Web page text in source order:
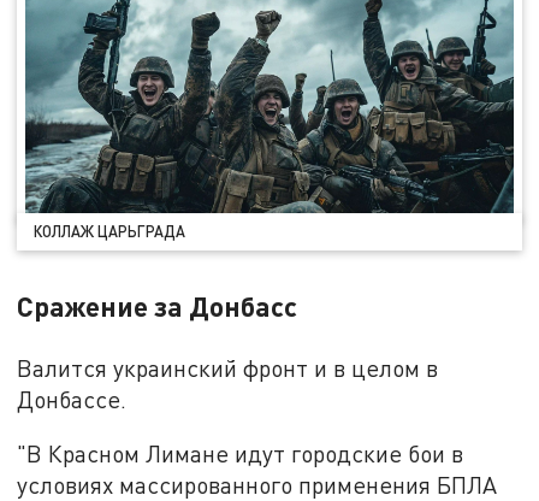
КОЛЛАЖ ЦАРЬГРАДА
Сражение за Донбасс
Валится украинский фронт и в целом в
Донбассе.
"В Красном Лимане идут городские бои в
условиях массированного применения БПЛА